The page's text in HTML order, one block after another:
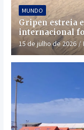
MUNDO
Gripen estreia
internacional
15 de julho de 2026